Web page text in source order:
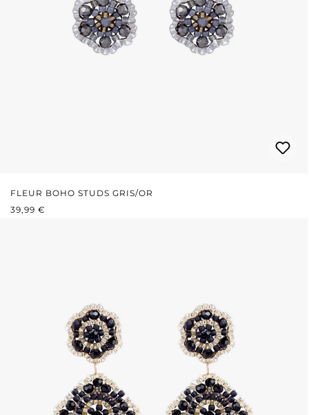
FLEUR BOHO STUDS GRIS/OR
PRIX RÉGULIER :
39,99 €